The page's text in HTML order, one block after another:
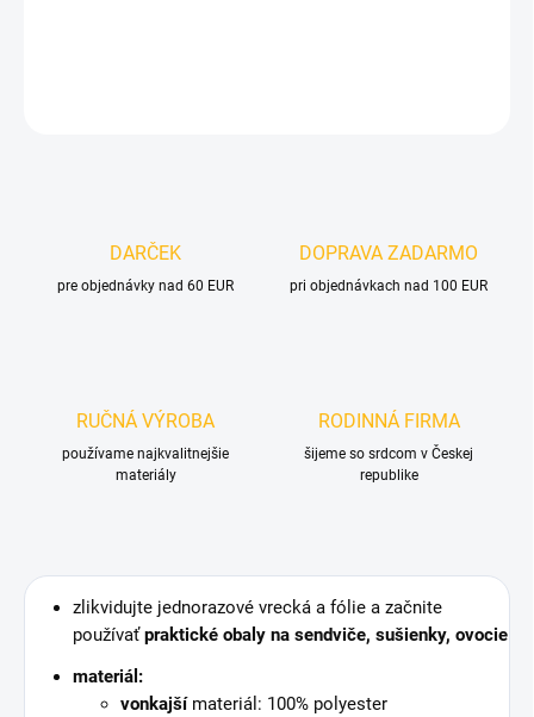
DARČEK
pre objednávky nad 60 EUR
DOPRAVA ZADARMO
pri objednávkach nad 100 EUR
RUČNÁ VÝROBA
používame najkvalitnejšie
materiály
RODINNÁ FIRMA
šijeme so srdcom v Českej
republike
zlikvidujte jednorazové vrecká a fólie a začnite
používaťpraktické obaly na sendviče, sušienky, ovocie
materiál:
vonkajší materiál: 100% polyester